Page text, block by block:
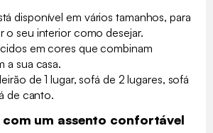
disponível em vários tamanhos, para
o seu interior como desejar.
em cores que combinam
a sua casa.
de 1 lugar, sofá de 2 lugares, sofá
de canto.
um assento confortável